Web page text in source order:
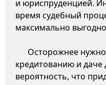
и юриспруденцией.
время судебный
максимально
Осторожнее
кредитованию и даче
вероятность, что